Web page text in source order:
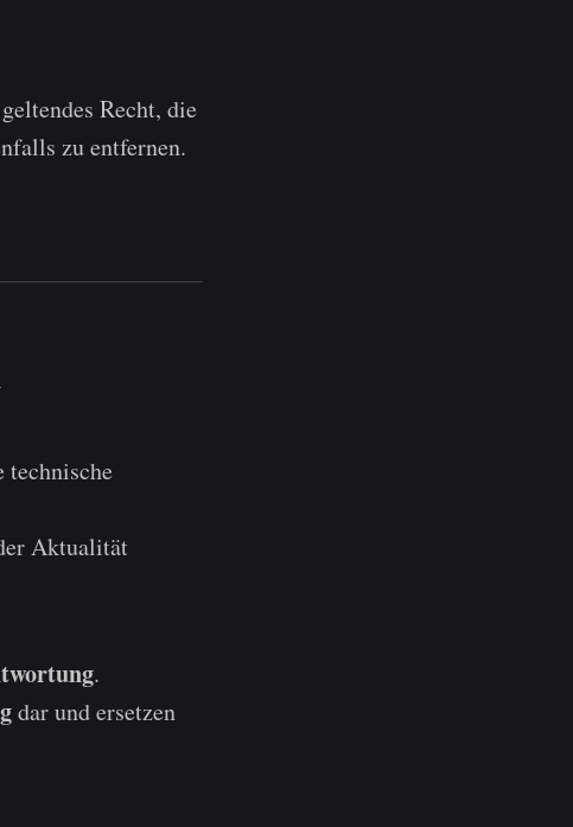
Recht, die
zu entfernen.
Aktualität
.
dar und ersetzen